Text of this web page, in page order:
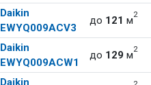
Daikin
EWYQ009ACV3
до 121 м2
Daikin
EWYQ009ACW1
до 129 м2
Daikin